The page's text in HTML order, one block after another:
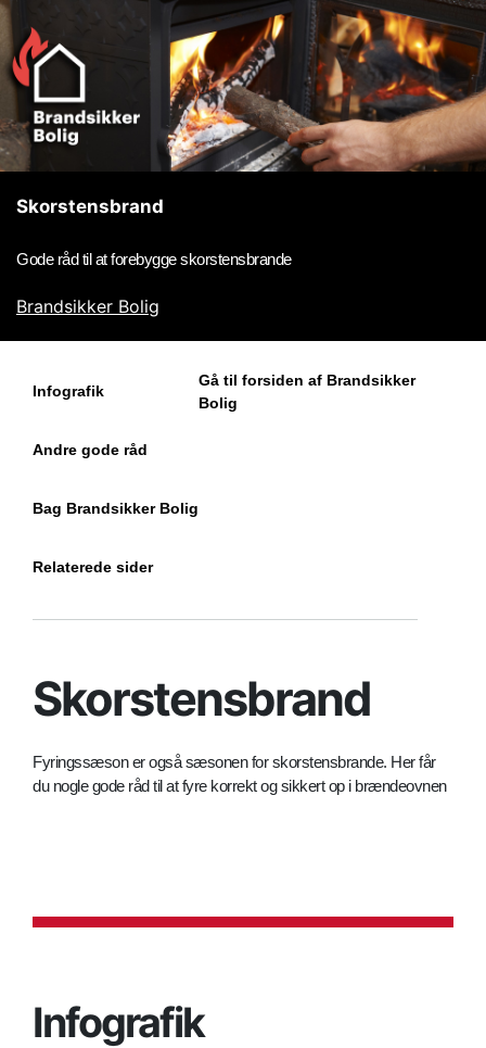
Skorstensbrand
Gode råd til at forebygge skorstensbrande
Brandsikker Bolig
Infografik
Andre gode råd
Bag Brandsikker Bolig
Relaterede sider
Gå til forsiden af Brandsikker
Bolig
Skorstensbrand
Fyringssæson er også sæsonen for skorstensbrande. Her får
du nogle gode råd til at fyre korrekt og sikkert op i brændeovnen
Infografik